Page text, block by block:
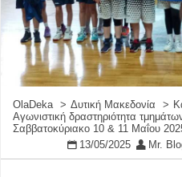
OlaDeka Δυτική Μακεδονία
Αγωνιστική δραστηριότητα
Σαββατοκύριακο 10 & 11 Μαΐου
13/05/2025
Mr.